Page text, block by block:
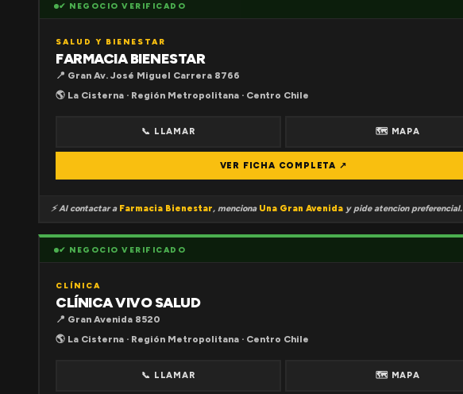
✔ NEGOCIO VERIFICADO
SALUD Y BIENESTAR
FARMACIA BIENESTAR
📍 Gran Av. José Miguel Carrera 8766
🌎 La Cisterna · Región Metropolitana · Centro Chile
📞 LLAMAR 🗺 MAPA
VER FICHA COMPLETA ↗
⚡ Al contactar a Farmacia Bienestar, menciona Una Gran Avenida y pide atencion preferencial.
✔ NEGOCIO VERIFICADO
CLÍNICA
CLÍNICA VIVO SALUD
📍 Gran Avenida 8520
🌎 La Cisterna · Región Metropolitana · Centro Chile
📞 LLAMAR 🗺 MAPA